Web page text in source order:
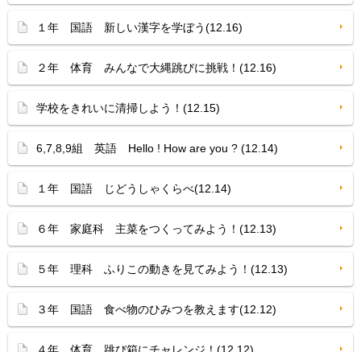
１年 国語 新しい漢字を学ぼう(12.16)
２年 体育 みんなで大縄跳びに挑戦！(12.16)
学校をきれいに清掃しよう！(12.15)
6,7,8,9組 英語 Hello ! How are you ? (12.14)
１年 国語 じどうしゃくらべ(12.14)
６年 家庭科 主菜をつくってみよう！(12.13)
５年 理科 ふりこの動きを見てみよう！(12.13)
３年 国語 食べ物のひみつを教えます(12.12)